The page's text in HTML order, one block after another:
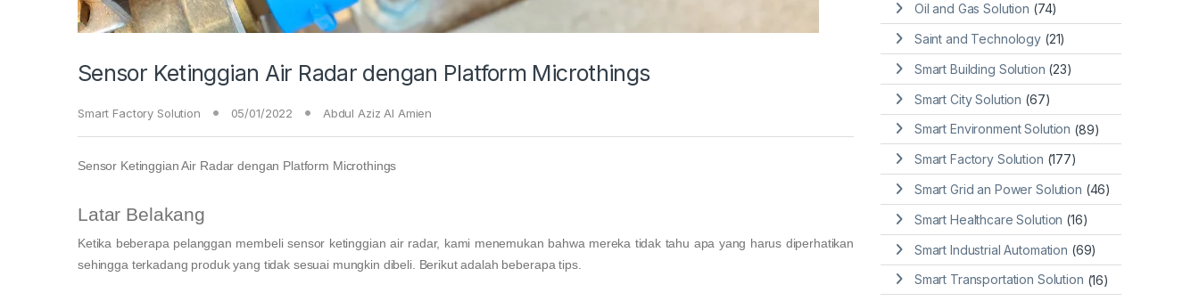
Sensor Ketinggian Air Radar dengan Platform Microthings
Smart Factory Solution 05/01/2022 Abdul Aziz Al Amien
Sensor Ketinggian Air Radar dengan Platform Microthings
Latar Belakang
Ketika beberapa pelanggan membeli sensor ketinggian air radar, kami menemukan bahwa mereka tidak tahu apa yang harus diperhatikan
sehingga terkadang produk yang tidak sesuai mungkin dibeli. Berikut adalah beberapa tips.
Oil and Gas Solution (74)
Saint and Technology (21)
Smart Building Solution (23)
Smart City Solution (67)
Smart Environment Solution (89)
Smart Factory Solution (177)
Smart Grid an Power Solution (46)
Smart Healthcare Solution (16)
Smart Industrial Automation (69)
Smart Transportation Solution (16)